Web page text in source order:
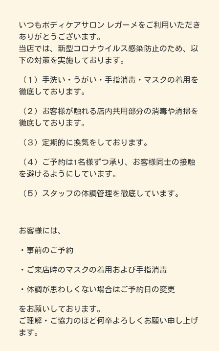
いつもボディケアサロン レガーメをご利用いただき
ありがとうございます。
当店では、新型コロナウイルス感染防止のため、以
下の対策を実施しております。
（１）手洗い・うがい・手指消毒・マスクの着用を
徹底しております。
（２）お客様が触れる店内共用部分の消毒や清掃を
徹底しております。
（３）定期的に換気をしております。
（４）ご予約は1名様ずつ承り、お客様同士の接触
を避けるようにしています。
（５）スタッフの体調管理を徹底しています。
お客様には、
・事前のご予約
・ご来店時のマスクの着用および手指消毒
・体調が思わしくない場合はご予約日の変更
をお願いしております。
ご理解・ご協力のほど何卒よろしくお願い申し上げ
ます。